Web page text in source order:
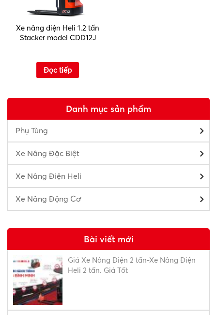
Xe nâng điện Heli 1.2 tấn
Stacker model CDD12J
Đọc tiếp
Danh mục sản phẩm
Phụ Tùng
Xe Nâng Đặc Biệt
Xe Nâng Điện Heli
Xe Nâng Động Cơ
Bài viết mới
Giá Xe Nâng Điện 2 tấn-Xe Nâng Điện
Heli 2 tấn. Giá Tốt